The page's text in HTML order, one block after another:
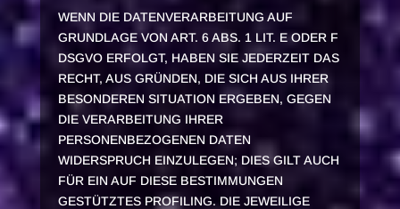
WENN DIE DATENVERARBEITUNG AUF
GRUNDLAGE VON ART. 6 ABS. 1 LIT. E ODER F
DSGVO ERFOLGT, HABEN SIE JEDERZEIT DAS
RECHT, AUS GRÜNDEN, DIE SICH AUS IHRER
BESONDEREN SITUATION ERGEBEN, GEGEN
DIE VERARBEITUNG IHRER
PERSONENBEZOGENEN DATEN
WIDERSPRUCH EINZULEGEN; DIES GILT AUCH
FÜR EIN AUF DIESE BESTIMMUNGEN
GESTÜTZTES PROFILING. DIE JEWEILIGE